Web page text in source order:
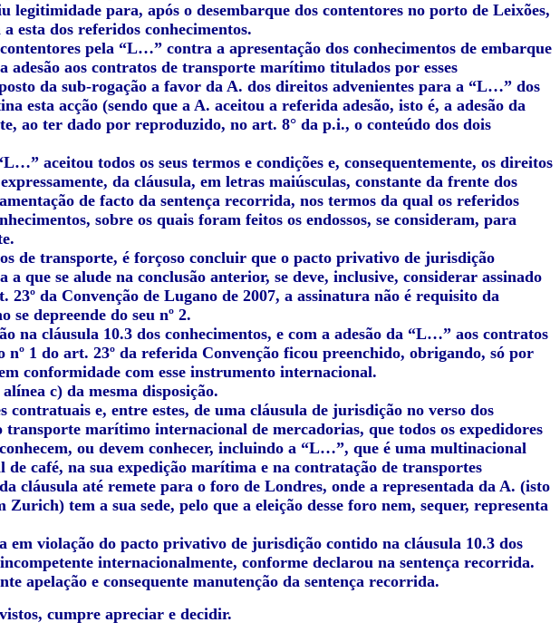
legitimidade para, após o desembarque dos contentores no porto de Leixões,
esta dos referidos conhecimentos.
pela “L…” contra a apresentação dos conhecimentos de embarque
adesão aos contratos de transporte marítimo titulados por esses
da sub-rogação a favor da A. dos direitos advenientes para a “L…” dos
esta acção (sendo que a A. aceitou a referida adesão, isto é, a adesão da
ao ter dado por reproduzido, no art. 8° da p.i., o conteúdo dos dois
aceitou todos os seus termos e condições e, consequentemente, os direitos
da cláusula, em letras maiúsculas, constante da frente dos
de facto da sentença recorrida, nos termos da qual os referidos
sobre os quais foram feitos os endossos, se consideram, para
de transporte, é forçoso concluir que o pacto privativo de jurisdição
que se alude na conclusão anterior, se deve, inclusive, considerar assinado
23º da Convenção de Lugano de 2007, a assinatura não é requisito da
depreende do seu nº 2.
na cláusula 10.3 dos conhecimentos, e com a adesão da “L…” aos contratos
1 do art. 23º da referida Convenção ficou preenchido, obrigando, só por
conformidade com esse instrumento internacional.
c) da mesma disposição.
contratuais e, entre estes, de uma cláusula de jurisdição no verso dos
marítimo internacional de mercadorias, que todos os expedidores
ou devem conhecer, incluindo a “L…”, que é uma multinacional
café, na sua expedição marítima e na contratação de transportes
cláusula até remete para o foro de Londres, onde a representada da A. (isto
tem a sua sede, pelo que a eleição desse foro nem, sequer, representa
em violação do pacto privativo de jurisdição contido na cláusula 10.3 dos
internacionalmente, conforme declarou na sentença recorrida.
apelação e consequente manutenção da sentença recorrida.
cumpre apreciar e decidir.